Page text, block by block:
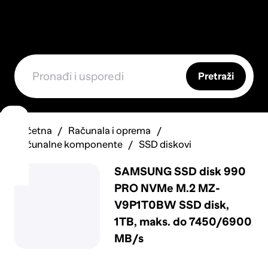
Pretraži
Početna
Računala i oprema
Računalne komponente
SSD diskovi
SAMSUNG SSD disk 990
PRO NVMe M.2 MZ-
V9P1T0BW SSD disk,
1TB, maks. do 7450/6900
MB/s